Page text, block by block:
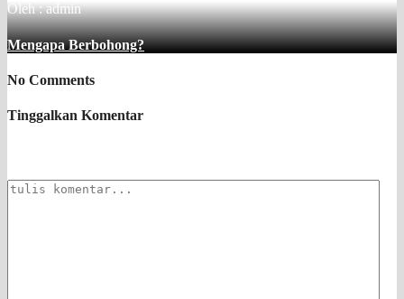
Oleh : admin
Mengapa Berbohong?
No Comments
Tinggalkan Komentar